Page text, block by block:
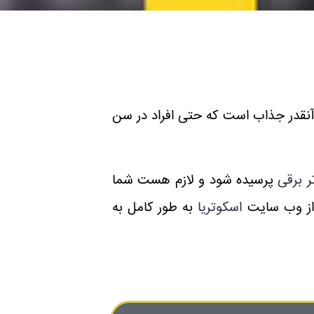
آنقدر جذاب است که حتی افراد در سن
برقیپرسیده شود و لازم هست شما
از وب سایت اسکوتریا به طور کامل به